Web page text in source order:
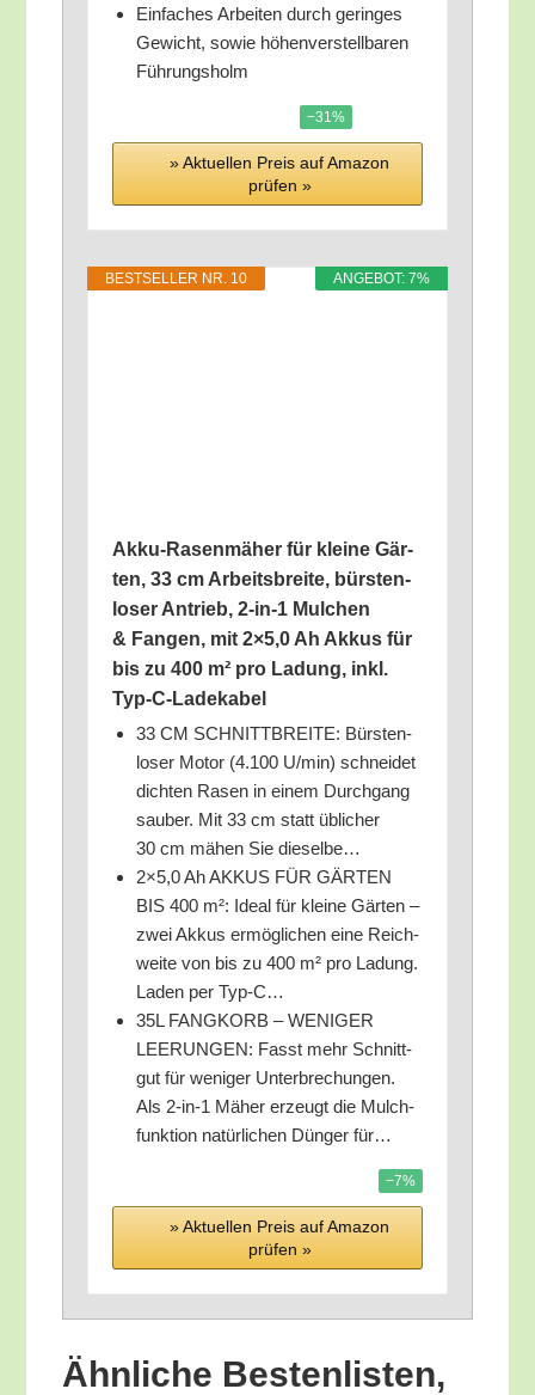
Ein­fa­ches Arbei­ten durch gerin­ges
Gewicht, sowie höhen­ver­stell­ba­ren
Führungsholm
−31%
» Aktu­el­len Preis auf Ama­zon
prü­fen »
ANGE­BOT: 7%
BEST­SEL­LER NR. 10
Akku-Rasen­mä­her für klei­ne Gär­
ten, 33 cm Arbeits­brei­te, bürs­ten­
lo­ser Antrieb, 2‑in‑1 Mul­chen
& Fan­gen, mit 2×5,0 Ah Akkus für
bis zu 400 m² pro Ladung, inkl.
Typ-C-Ladekabel
33 CM SCHNITTBREITE: Bürs­ten­
lo­ser Motor (4.100 U/​min) schnei­det
dich­ten Rasen in einem Durch­gang
sau­ber. Mit 33 cm statt übli­cher
30 cm mähen Sie dieselbe…
2×5,0 Ah AKKUS FÜR GÄRTEN
BIS 400 m²: Ide­al für klei­ne Gär­ten –
zwei Akkus ermög­li­chen eine Reich­
wei­te von bis zu 400 m² pro Ladung.
Laden per Typ‑C…
35L FANGKORB – WENIGER
LEERUNGEN: Fasst mehr Schnitt­
gut für weni­ger Unter­bre­chun­gen.
Als 2‑in‑1 Mäher erzeugt die Mulch­
funk­ti­on natür­li­chen Dün­ger für…
−7%
» Aktu­el­len Preis auf Ama­zon
prü­fen »
Ähn­li­che Bes­ten­lis­ten,